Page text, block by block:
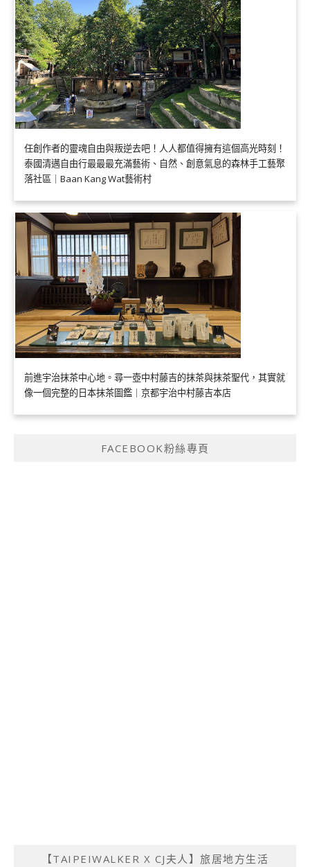
任創作者的靈魂自由與叛逆去吧！人人都值得擁有這個高光時刻！
泰國清邁自由行最最最充滿藝術、自然、創意氣息的森林手工藝聚
落社區｜Baan Kang Wat藝術村
前進宇治抹茶中心地。尋一壺中村藤吉的抹茶與抹茶聖代，其實就
像一個完整的日本抹茶圖鑑｜京都宇治中村藤吉本店
FACEBOOK粉絲專頁
【TAIPEIWALKER X CJ夫人】旅居地方生活